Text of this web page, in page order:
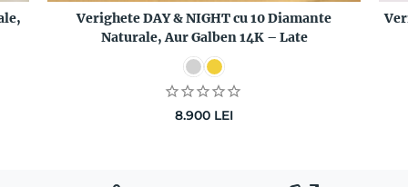
Verighete DAY & NIGHT cu 10 Diamante
Naturale, Aur Galben 14K – Late
8.900 LEI